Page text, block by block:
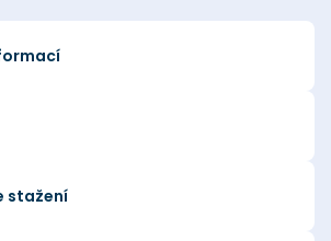
stažení